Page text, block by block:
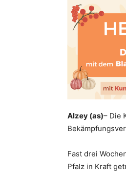
Alzey (as)– Die
Fast drei
Pfalz in Kraft